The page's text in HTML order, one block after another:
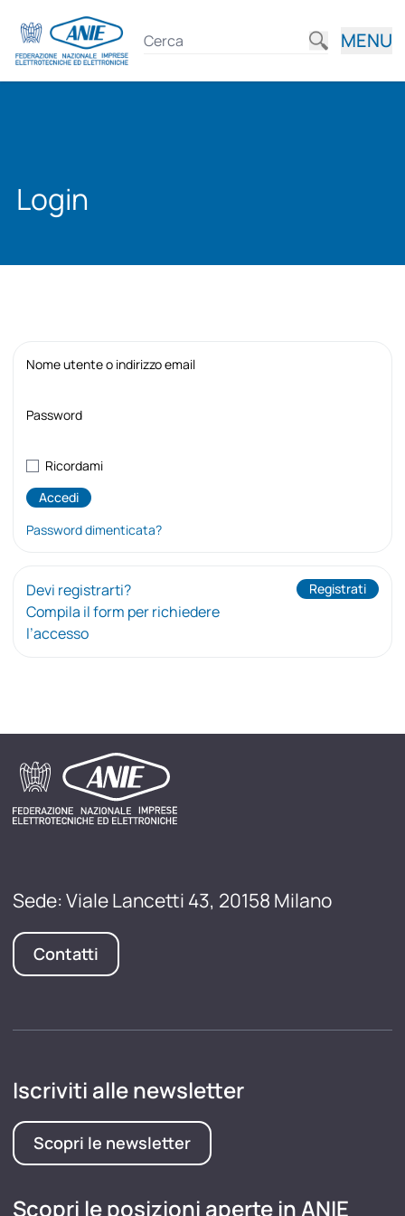
MENU
Login
Nome utente o indirizzo email
Password
Ricordami
Password dimenticata?
Devi registrarti?
Compila il form per richiedere
l’accesso
Registrati
Sede: Viale Lancetti 43, 20158 Milano
Contatti
Iscriviti alle newsletter
Scopri le newsletter
Scopri le posizioni aperte in ANIE